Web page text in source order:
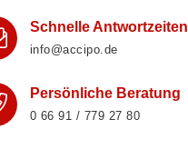
Schnelle Antwortzeiten
info@accipo.de
Persönliche Beratung
0 66 91 / 779 27 80